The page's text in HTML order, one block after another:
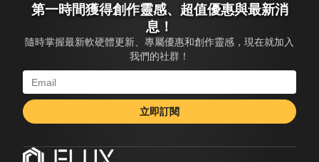
第一時間獲得創作靈感、超值優惠與最新消
息！
隨時掌握最新軟硬體更新、專屬優惠和創作靈感，現在就加入
我們的社群！
立即訂閱